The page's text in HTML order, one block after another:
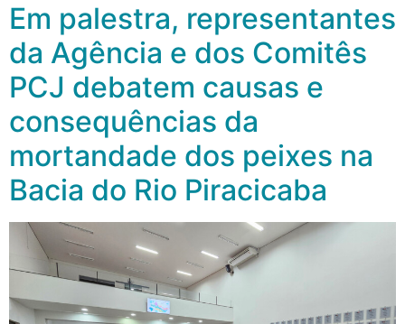
Em palestra, representantes
da Agência e dos Comitês
PCJ debatem causas e
consequências da
mortandade dos peixes na
Bacia do Rio Piracicaba